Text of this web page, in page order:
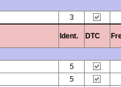
3
Ident. DTC
5
5